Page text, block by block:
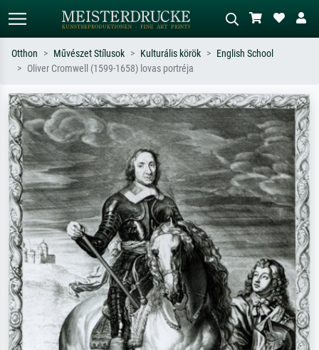
Keressen művész, műcím vagy stílus
szerint – pl. Monet, Csillagos éj,
impresszionizmus, Hokusai-hullám,
akt.
Írja le a jelenetet – pl. zöld rét, sok
piros absztrakt, sötét olajkép, álló akt
egy fa mellett.
Otthon Művészet Stílusok Kulturális körök
English School
Oliver Cromwell (1599-1658) lovas portréja